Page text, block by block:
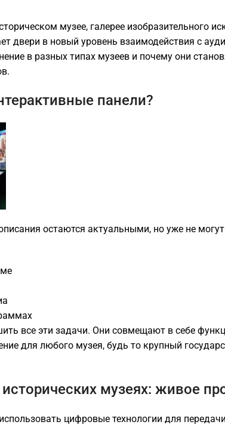
музее, галерее изобразительного
двери в новый уровень взаимодействия с
в разных типах музеев и почему они
панели?
остаются актуальными, но уже не
все эти задачи. Они совмещают в себе
для любого музея, будь то крупный
музеях: живое
цифровые технологии для